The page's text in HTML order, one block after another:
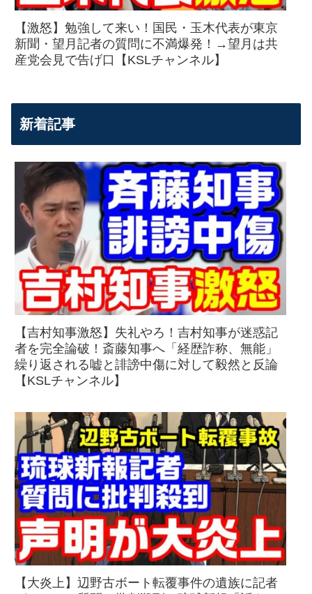
【激怒】勉強して来い！国民・玉木代表が東京
新聞・望月記者の質問に不満爆発！→望月は共
産党会見で告げ口【KSLチャンネル】
新着記事
【吉村知事激怒】失礼やろ！吉村知事が迷惑記
者を完全論破！斎藤知事へ「経歴詐称、無能」
繰り返される嘘と誹謗中傷に対して毅然と反論
【KSLチャンネル】
【大炎上】辺野古ボート転覆事件の遺族に記者